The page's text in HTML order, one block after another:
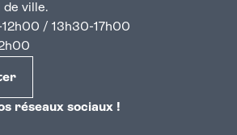
ville.
/ 13h30-17h00
réseaux sociaux !